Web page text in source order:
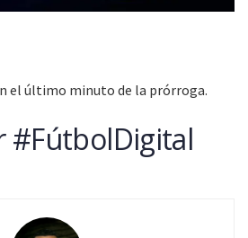
el último minuto de la prórroga.
#FútbolDigital